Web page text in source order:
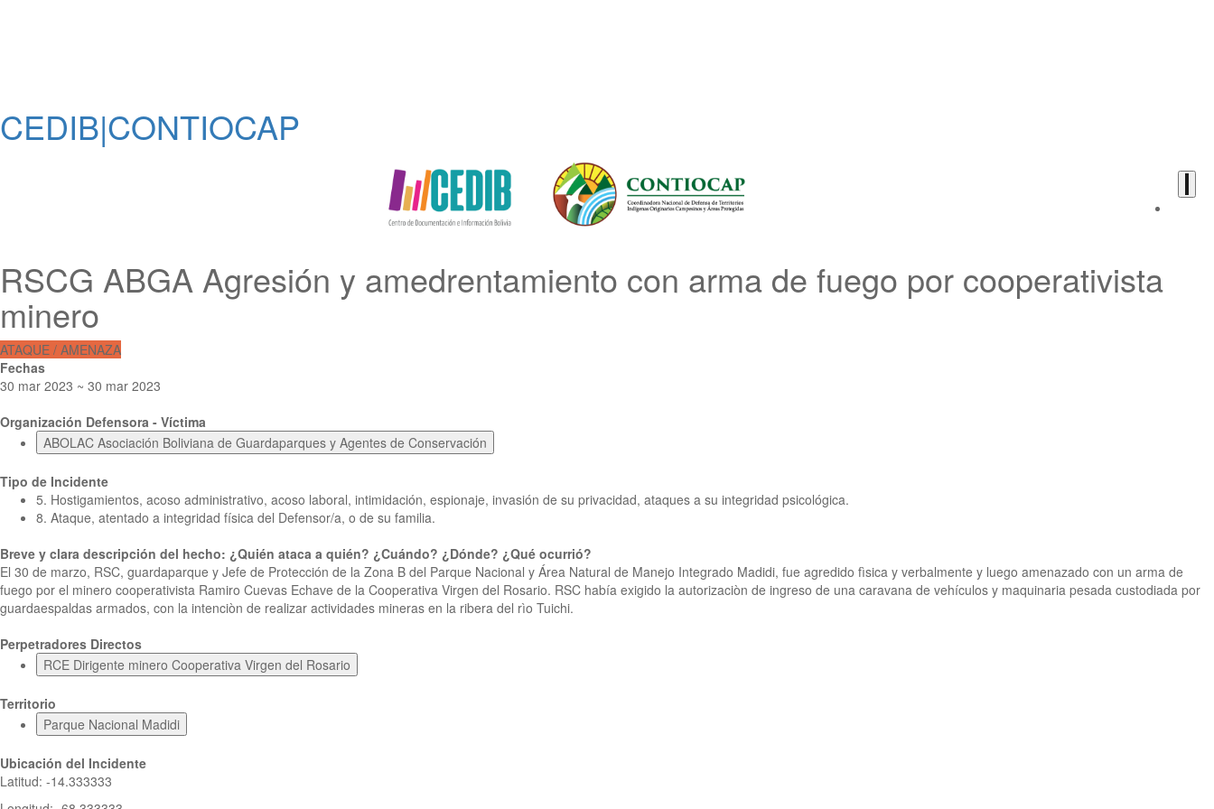
CEDIB|CONTIOCAP
RSCG ABGA Agresión y amedrentamiento con arma de fuego por cooperativista
minero
ATAQUE / AMENAZA
Fechas
30 mar 2023 ~ 30 mar 2023
Organización Defensora - Víctima
ABOLAC Asociación Boliviana de Guardaparques y Agentes de Conservación
Tipo de Incidente
5. Hostigamientos, acoso administrativo, acoso laboral, intimidación, espionaje, invasión de su privacidad, ataques a su integridad psicológica.
8. Ataque, atentado a integridad física del Defensor/a, o de su familia.
Breve y clara descripción del hecho: ¿Quién ataca a quién? ¿Cuándo? ¿Dónde? ¿Qué ocurrió?
El 30 de marzo, RSC, guardaparque y Jefe de Protección de la Zona B del Parque Nacional y Área Natural de Manejo Integrado Madidi, fue agredido fìsica y verbalmente y luego amenazado con un arma de
fuego por el minero cooperativista Ramiro Cuevas Echave de la Cooperativa Virgen del Rosario. RSC había exigido la autorizaciòn de ingreso de una caravana de vehículos y maquinaria pesada custodiada por
guardaespaldas armados, con la intenciòn de realizar actividades mineras en la ribera del rìo Tuichi.
Perpetradores Directos
RCE Dirigente minero Cooperativa Virgen del Rosario
Territorio
Parque Nacional Madidi
Ubicación del Incidente
Latitud: -14.333333